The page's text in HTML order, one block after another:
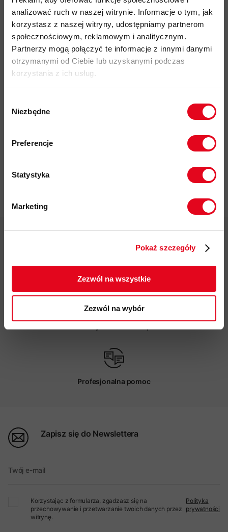
analizować ruch w naszej witrynie. Informacje o tym, jak
korzystasz z naszej witryny, udostępniamy partnerom
społecznościowym, reklamowym i analitycznym.
Partnerzy mogą połączyć te informacje z innymi danymi
otrzymanymi od Ciebie lub uzyskanymi podczas
korzystania z ich usług.
zgody
Niezbędne
Preferencje
Statystyka
Marketing
Pokaż szczegóły
Zezwól na wszystkie
Zezwól na wybór
Do tego produktu rekomendujemy
Profesjonalna pomoc
Zapisz się do Newslettera
Twój e-mail
Korzystając z formularza, zgadzasz się na
przechowywanie i przetwarzanie twoich danych przez
witrynę.
Polityka
prywatności
zgodnie z Polityką prywatności.